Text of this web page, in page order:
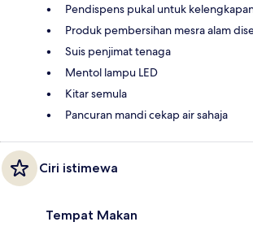
Pendispens pukal untuk
Produk pembersihan mesra alam
Suis penjimat tenaga
Mentol lampu LED
Kitar semula
Pancuran mandi cekap air sahaja
Ciri istimewa
Tempat Makan